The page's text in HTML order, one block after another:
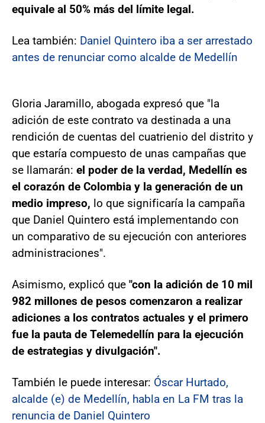
equivale al 50% más del límite legal.
Lea también: Daniel Quintero iba a ser arrestado
antes de renunciar como alcalde de Medellín
Gloria Jaramillo, abogada expresó que "la
adición de este contrato va destinada a una
rendición de cuentas del cuatrienio del distrito y
que estaría compuesto de unas campañas que
se llamarán: el poder de la verdad, Medellín es
el corazón de Colombia y la generación de un
medio impreso, lo que significaría la campaña
que Daniel Quintero está implementando con
un comparativo de su ejecución con anteriores
administraciones".
Asimismo, explicó que "con la adición de 10 mil
982 millones de pesos comenzaron a realizar
adiciones a los contratos actuales y el primero
fue la pauta de Telemedellín para la ejecución
de estrategias y divulgación".
También le puede interesar: Óscar Hurtado,
alcalde (e) de Medellín, habla en La FM tras la
renuncia de Daniel Quintero